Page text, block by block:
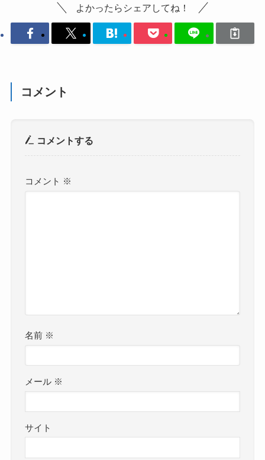
よかったらシェアしてね！
コメント
コメントする
コメント ※
名前 ※
メール ※
サイト